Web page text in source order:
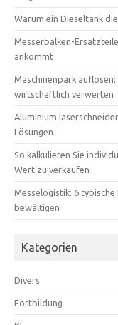
Warum ein Dieseltank
Messerbalken-
ankommt
Maschinenpark
wirtschaftlich verwerten
Aluminium
Lösungen
So kalkulieren Sie
Wert zu verkaufen
Messelogistik: 6
bewältigen
Kategorien
Divers
Fortbildung